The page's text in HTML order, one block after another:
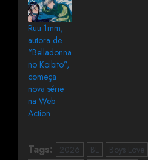
Ruu 1mm,
autora de
“Belladonna
no Koibito”,
começa
nova série
na Web
Action
Tags: 2026 BL
Boys Love